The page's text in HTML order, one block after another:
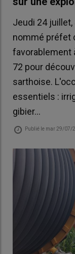
Jeudi 24
nommé préfet
favorablement
72 pour
sarthoise.
essentiels :
gibier...
Publié le mar 29/07/